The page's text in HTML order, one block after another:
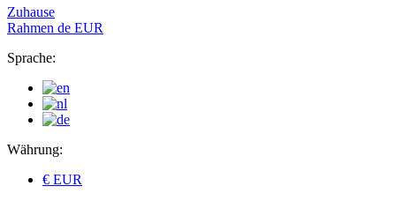
Zuhause
Rahmen de EUR
Sprache:
Währung:
€ EUR